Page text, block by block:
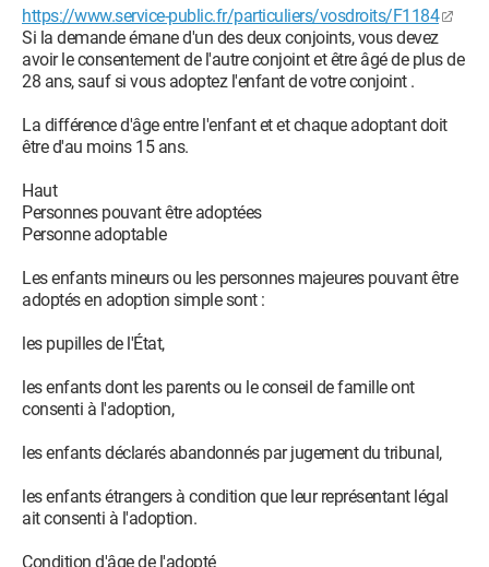
https://www.service-public.fr/particuliers/vosdroits/F1184
Si la demande émane d'un des deux conjoints, vous devez
avoir le consentement de l'autre conjoint et être âgé de plus de
28 ans, sauf si vous adoptez l'enfant de votre conjoint .
La différence d'âge entre l'enfant et et chaque adoptant doit
être d'au moins 15 ans.
Haut
Personnes pouvant être adoptées
Personne adoptable
Les enfants mineurs ou les personnes majeures pouvant être
adoptés en adoption simple sont :
les pupilles de l'État,
les enfants dont les parents ou le conseil de famille ont
consenti à l'adoption,
les enfants déclarés abandonnés par jugement du tribunal,
les enfants étrangers à condition que leur représentant légal
ait consenti à l'adoption.
Condition d'âge de l'adopté